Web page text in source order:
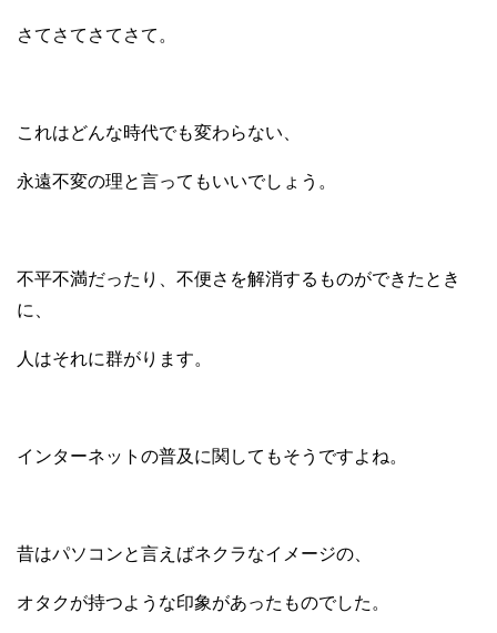
さてさてさてさて。
これはどんな時代でも変わらない、
永遠不変の理と言ってもいいでしょう。
不平不満だったり、 不便さを解消するものができたとき
に、
人はそれに群がります。
インターネットの普及に関してもそうですよね。
昔はパソコンと言えばネクラなイメージの、
オタクが持つような印象があったものでした。